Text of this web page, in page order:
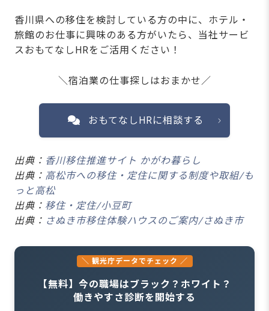
香川県への移住を検討している方の中に、ホテル・
旅館のお仕事に興味のある方がいたら、当社サービ
スおもてなしHRをご活用ください！
＼宿泊業の仕事探しはおまかせ／
おもてなしHRに相談する
出典： 香川移住推進サイト かがわ暮らし
出典： 高松市への移住・定住に関する制度や取組/も
っと高松
出典： 移住・定住/小豆町
出典： さぬき市移住体験ハウスのご案内/さぬき市
＼ 観光庁データでチェック ／
【無料】今の職場はブラック？ホワイト？
働きやすさ診断を開始する